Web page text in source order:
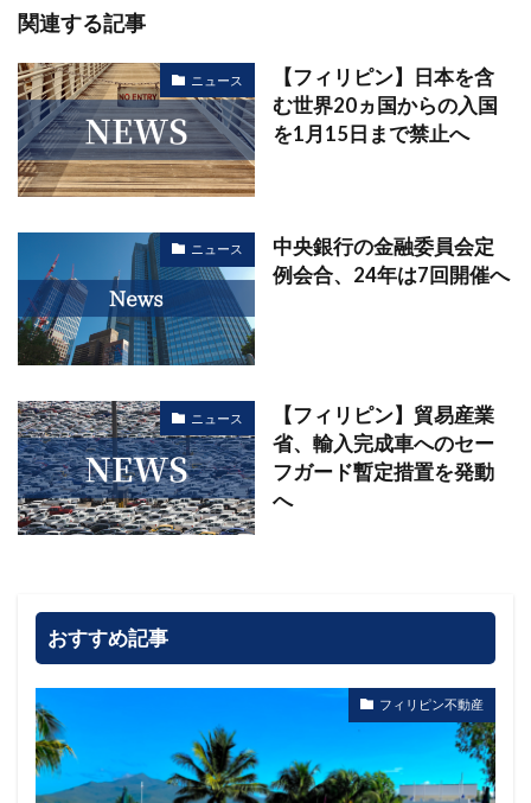
関連する記事
ニュース
【フィリピン】日本を含
む世界20ヵ国からの入国
を1月15日まで禁止へ
ニュース
中央銀行の金融委員会定
例会合、24年は7回開催へ
ニュース
【フィリピン】貿易産業
省、輸入完成車へのセー
フガード暫定措置を発動
へ
おすすめ記事
フィリピン不動産